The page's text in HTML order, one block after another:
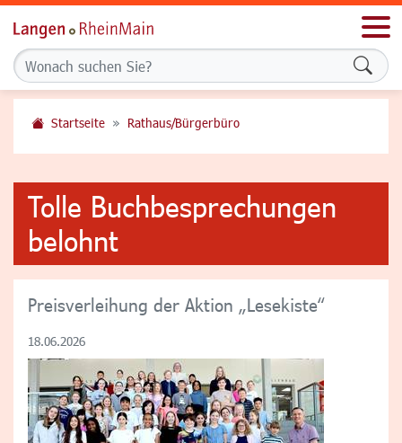
Startseite Rathaus/Bürgerbüro
Tolle Buchbesprechungen
belohnt
Preisverleihung der Aktion „Lesekiste“
18.06.2026